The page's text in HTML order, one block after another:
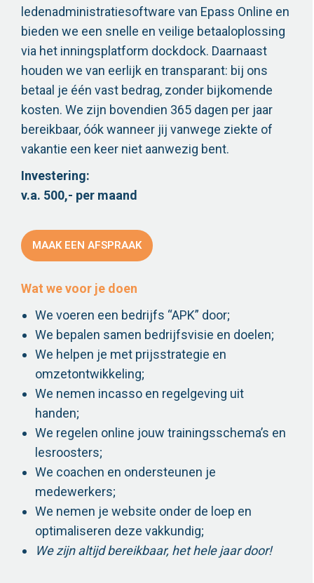
ledenadministratiesoftware van Epass Online en
bieden we een snelle en veilige betaaloplossing
via het inningsplatform dockdock. Daarnaast
houden we van eerlijk en transparant: bij ons
betaal je één vast bedrag, zonder bijkomende
kosten. We zijn bovendien 365 dagen per jaar
bereikbaar, óók wanneer jij vanwege ziekte of
vakantie een keer niet aanwezig bent.
Investering:
v.a. 500,- per maand
MAAK EEN AFSPRAAK
Wat we voor je doen
We voeren een bedrijfs “APK” door;
We bepalen samen bedrijfsvisie en doelen;
We helpen je met prijsstrategie en
omzetontwikkeling;
We nemen incasso en regelgeving uit
handen;
We regelen online jouw trainingsschema’s en
lesroosters;
We coachen en ondersteunen je
medewerkers;
We nemen je website onder de loep en
optimaliseren deze vakkundig;
We zijn altijd bereikbaar, het hele jaar door!